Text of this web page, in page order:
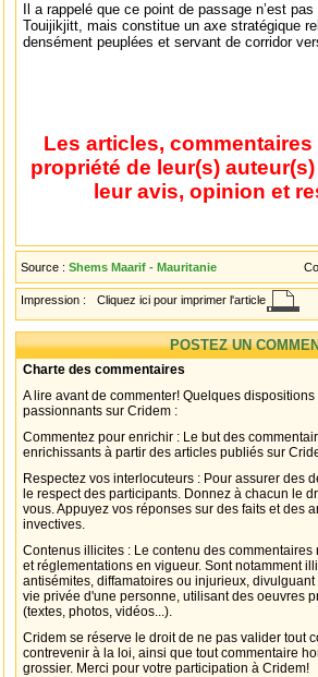
Il a rappelé que ce point de passage n’est
Touijikjitt, mais constitue un axe stratégique
densément peuplées et servant de corridor
Les articles,
propriété de leur(s)
leur avis, opinion et
Source : Shems Maarif - Mauritanie
Impression : Cliquez ici pour imprimer l'article
POSTEZ UN
Charte des commentaires
A lire avant de commenter! Quelques
passionnants sur Cridem :
Commentez pour enrichir : Le but des
enrichissants à partir des articles publiés sur
Respectez vos interlocuteurs : Pour assurer des
le respect des participants. Donnez à chacun le
vous. Appuyez vos réponses sur des faits et des
invectives.
Contenus illicites : Le contenu des
et réglementations en vigueur. Sont notamment
antisémites, diffamatoires ou injurieux,
vie privée d'une personne, utilisant des oeuvres
(textes, photos, vidéos...).
Cridem se réserve le droit de ne pas valider tout
contrevenir à la loi, ainsi que tout commentaire
grossier. Merci pour votre participation à Cridem!